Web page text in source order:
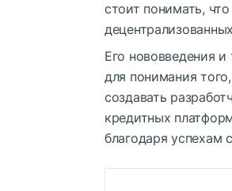
стоит понимать,
Его нововведения
для понимания
создавать
кредитных
благодаря успехам